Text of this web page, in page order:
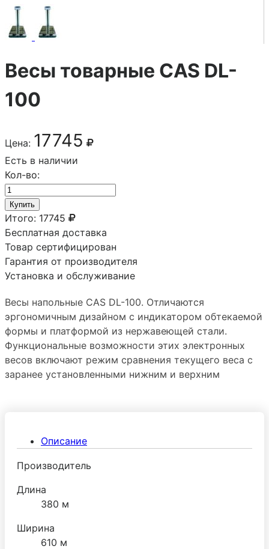
Весы товарные CAS DL-
100
Цена: 17745
Есть в наличии
Кол-во:
Купить
Итого: 17745
Бесплатная доставка
Товар сертифицирован
Гарантия от производителя
Установка и обслуживание
Весы напольные CAS DL-100. Отличаются
эргономичным дизайном с индикатором обтекаемой
формы и платформой из нержавеющей стали.
Функциональные возможности этих электронных
весов включают режим сравнения текущего веса с
заранее установленными нижним и верхним
Описание
Производитель
Длина
380 м
Ширина
610 м